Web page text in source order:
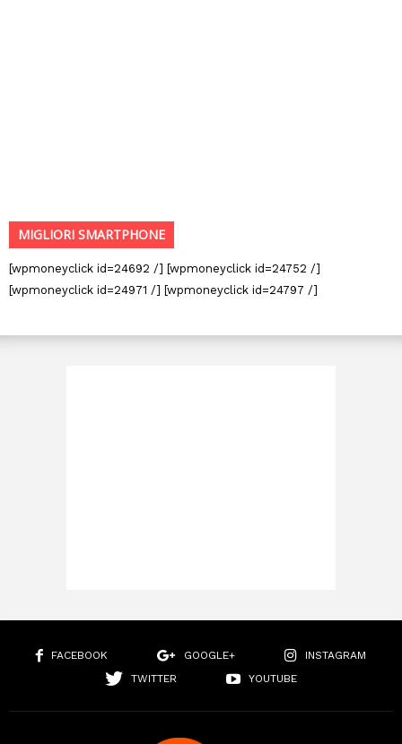
MIGLIORI SMARTPHONE
[wpmoneyclick id=24692 /] [wpmoneyclick id=24752 /]
[wpmoneyclick id=24971 /] [wpmoneyclick id=24797 /]
FACEBOOK GOOGLE+
INSTAGRAM
TWITTER
YOUTUBE